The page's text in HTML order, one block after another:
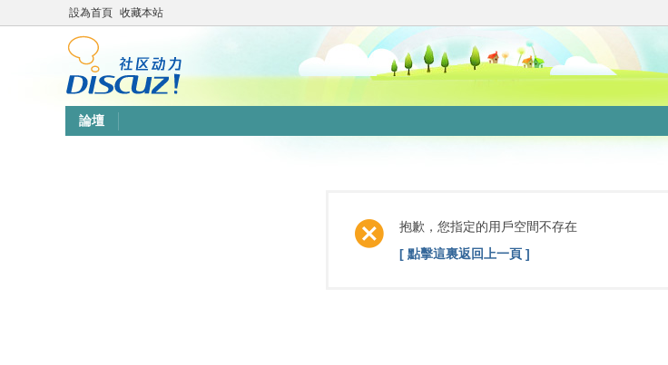
設為首頁 收藏本站
論壇
抱歉，您指定的用戶空間不存在
[ 點擊這裏返回上一頁 ]